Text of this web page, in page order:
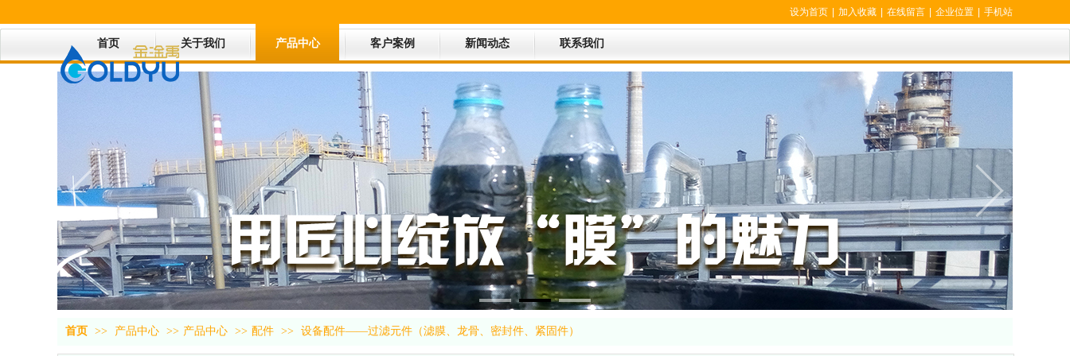
设为首页 加入收藏 在线留言 企业位置 手机站
首页 关于我们 产品中心 客户案例 新闻动态 联系我们
首页 >> 产品中心 >> 产品中心 >> 配件 >> 设备配件——过滤元件（滤膜、龙骨、密封件、紧固件）